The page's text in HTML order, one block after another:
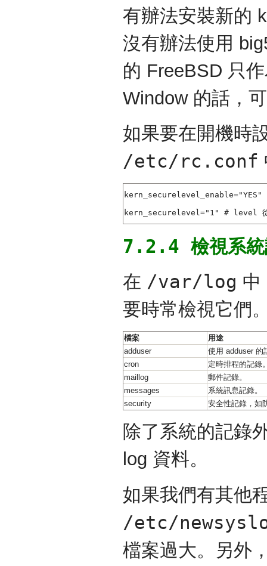
有辦法安裝新的
沒有辦法使用
的 FreeBSD 只
Window 的話，
如果要在開機時
/etc/rc.conf
kern_securelevel="1" # level
7.2.4 檢視系統
在 /var/log 中
要時常檢視它們
檔案
用途
adduser
使用 adduser 的
cron
定時排程的記錄
maillog
郵件記錄。
messages
系統訊息記錄。
security
安全性記錄，如
除了系統的記錄
log 資料。
如果我們有其他
/etc/
檔案過大。另外